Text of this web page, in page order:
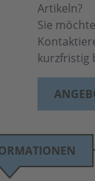
Artikeln?
Sie
kurzfristig